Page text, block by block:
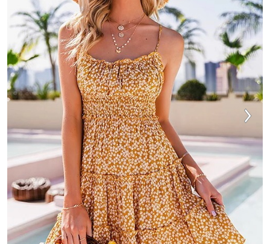
ROPA DEPORTIVA
TOPS
TRAJES DE BAÑO
ZAPATOS
ACCESORIOS